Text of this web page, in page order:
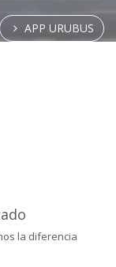
APP URUBUS
la diferencia